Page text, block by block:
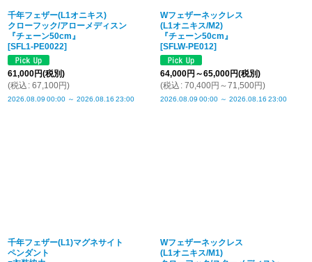
千年フェザー(L1オニキス)
クローフック/アローメディスン
『チェーン50cm』
[SFL1-PE0022]
61,000円(税別)
(税込 : 67,100円)
2026.08.09 00:00 ～ 2026.08.16 23:00
Wフェザーネックレス
(L1オニキス/M2)
『チェーン50cm』
[SFLW-PE012]
64,000円 ～65,000円(税別)
(税込 : 70,400円 ～71,500円)
2026.08.09 00:00 ～ 2026.08.16 23:00
千年フェザー(L1)マグネサイト
ペンダント
Wフェザーネックレス
(L1オニキス/M1)